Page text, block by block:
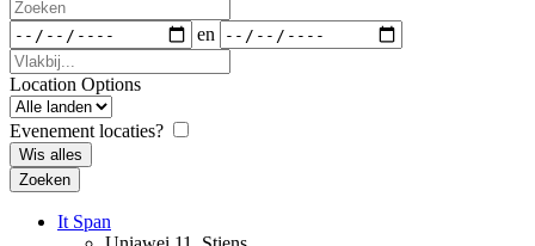
Zoeken
Data
en
Vlakbij...
Location Options
Land
Evenement locaties?
Wis alles
Zoeken
It Span